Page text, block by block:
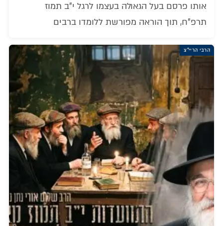
אותו פרסם בעל הגאולה בעצמו לרגל י"ב תמוז
תרפ"ח, תוך הוראה מפורשת ללומדו ברבים
הרבי הריי"צ